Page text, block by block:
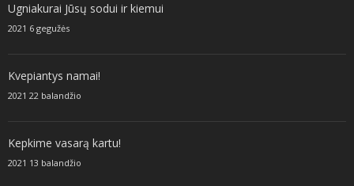
Ugniakurai Jūsų sodui ir kiemui
2021 6 gegužės
Kvepiantys namai!
2021 22 balandžio
Kepkime vasarą kartu!
2021 13 balandžio